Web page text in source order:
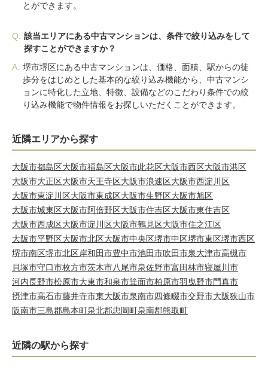
とができます。
Q.
該当エリアにある中古マンションは、条件で絞り込みをして
探すことができますか？
A. 堺市堺区にある中古マンションは、価格、面積、駅からの徒
歩分をはじめとした基本的な絞り込み機能から、中古マンシ
ョンに特化した立地、特徴、設備などのこだわり条件での絞
り込み機能で物件情報をお探しいただくことができます。
近隣エリアから探す
大阪市都島区大阪市福島区大阪市此花区大阪市西区大阪市港区
大阪市大正区大阪市天王寺区大阪市浪速区大阪市西淀川区
大阪市東淀川区大阪市東成区大阪市生野区大阪市旭区
大阪市城東区大阪市阿倍野区大阪市住吉区大阪市東住吉区
大阪市西成区大阪市淀川区大阪市鶴見区大阪市住之江区
大阪市平野区大阪市北区大阪市中央区堺市中区堺市東区堺市西区
堺市南区堺市北区岸和田市豊中市池田市吹田市泉大津市高槻市
貝塚市守口市枚方市茨木市八尾市泉佐野市富田林市寝屋川市
河内長野市松原市大東市和泉市箕面市柏原市羽曳野市門真市
摂津市高石市藤井寺市東大阪市泉南市四條畷市交野市大阪狭山市
阪南市三島郡島本町泉北郡忠岡町泉南郡熊取町
近隣の駅から探す